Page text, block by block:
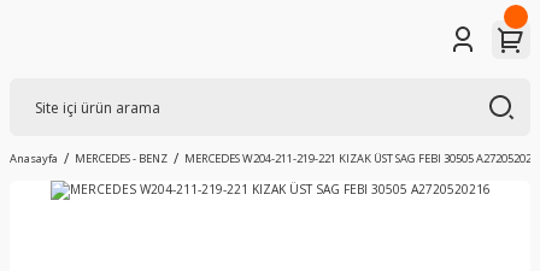
Anasayfa MERCEDES - BENZ MERCEDES W204-211-219-221 KIZAK ÜST SAG FEBI 30505